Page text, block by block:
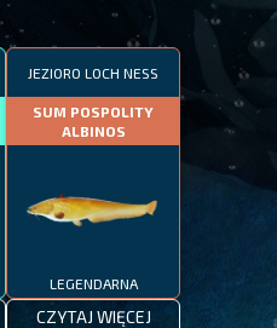
JEZIORO LOCH NESS
SUM POSPOLITY
ALBINOS
LEGENDARNA
CZYTAJ WIĘCEJ